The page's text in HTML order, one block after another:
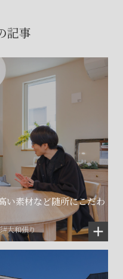
記事
い素材など随所にこだわ
#大和張り